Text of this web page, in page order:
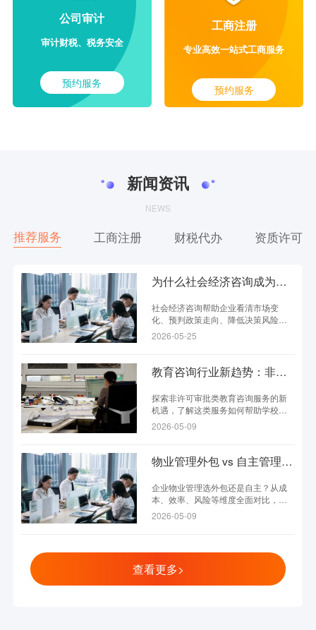
公司审计
审计财税、税务安全
预约服务
工商注册
专业高效一站式工商服务
预约服务
新闻资讯
NEWS
推荐服务 工商注册 财税代办 资质许可
为什么社会经济咨询成为企业决策的必备工具？
社会经济咨询帮助企业看清市场变
化、预判政策走向、降低决策风险，
已成为现代企业不可或缺的决策工
具。
2026-05-25
教育咨询行业新趋势：非许可审批类服务如何助力学校发展？
探索非许可审批类教育咨询服务的新
机遇，了解这类服务如何帮助学校降
低合规成本、提升运营效率，实现高
质量发展。
2026-05-09
物业管理外包 vs 自主管理：哪种方式更适合你的企业？
企业物业管理选外包还是自主？从成
本、效率、风险等维度全面对比，帮
你找到最适合的管理方式。
2026-05-09
查看更多>